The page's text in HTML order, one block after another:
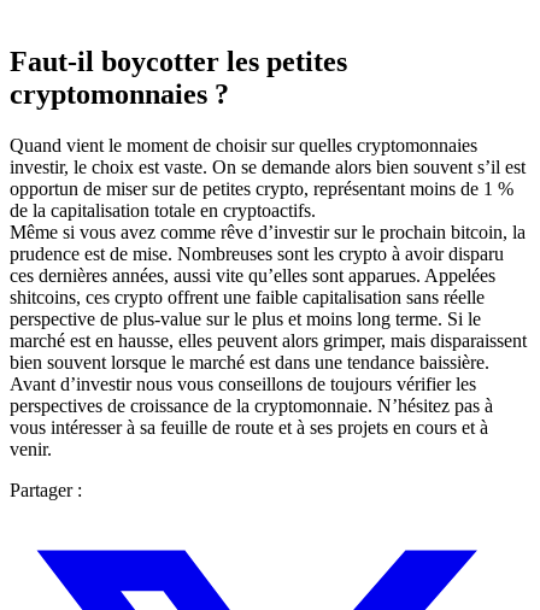
Faut-il boycotter les petites
cryptomonnaies ?
Quand vient le moment de choisir sur quelles cryptomonnaies
investir, le choix est vaste. On se demande alors bien souvent s’il est
opportun de miser sur de petites crypto, représentant moins de 1 %
de la capitalisation totale en cryptoactifs.
Même si vous avez comme rêve d’investir sur le prochain bitcoin, la
prudence est de mise. Nombreuses sont les crypto à avoir disparu
ces dernières années, aussi vite qu’elles sont apparues. Appelées
shitcoins, ces crypto offrent une faible capitalisation sans réelle
perspective de plus-value sur le plus et moins long terme. Si le
marché est en hausse, elles peuvent alors grimper, mais disparaissent
bien souvent lorsque le marché est dans une tendance baissière.
Avant d’investir nous vous conseillons de toujours vérifier les
perspectives de croissance de la cryptomonnaie. N’hésitez pas à
vous intéresser à sa feuille de route et à ses projets en cours et à
venir.
Partager :